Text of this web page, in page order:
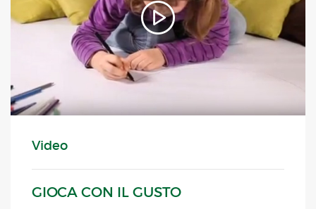
Video
GIOCA CON IL GUSTO